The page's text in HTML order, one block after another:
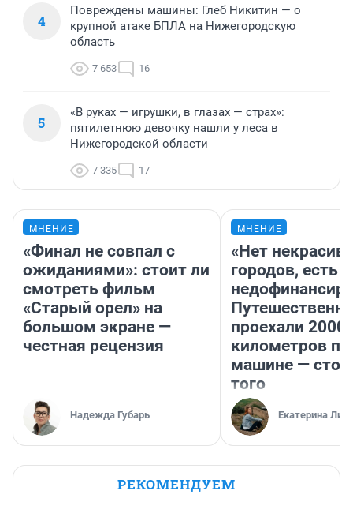
4
Повреждены машины: Глеб Никитин — о
крупной атаке БПЛА на Нижегородскую
область
7 653 16
5
«В руках — игрушки, в глазах — страх»:
пятилетнюю девочку нашли у леса в
Нижегородской области
7 335 17
МНЕНИЕ
«Финал не совпал с
ожиданиями»: стоит ли
смотреть фильм
«Старый орел» на
большом экране —
честная рецензия
Надежда Губарь
МНЕНИЕ
«Нет
городов, есть
проехали 2000
километров по
машине —
того
Екатерина
РЕКОМЕНДУЕМ